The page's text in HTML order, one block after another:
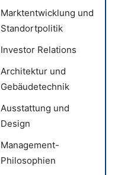
Marktentwicklung und
Standortpolitik
Investor Relations
Architektur und
Gebäudetechnik
Ausstattung und
Design
Management-
Philosophien